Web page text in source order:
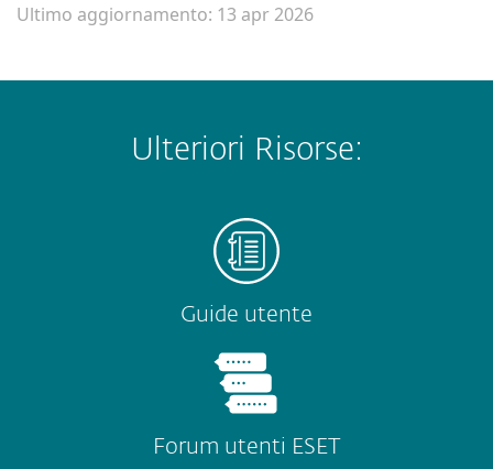
Ultimo aggiornamento: 13 apr 2026
Ulteriori Risorse:
Guide utente
Forum utenti ESET